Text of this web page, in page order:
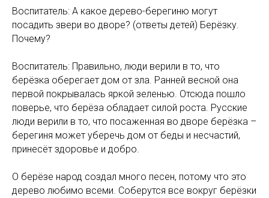
Воспитатель: А какое дерево-берегиню могут
посадить звери во дворе? (ответы детей) Берёзку.
Почему?
Воспитатель: Правильно, люди верили в то, что
берёзка оберегает дом от зла. Ранней весной она
первой покрывалась яркой зеленью. Отсюда пошло
поверье, что берёза обладает силой роста. Русские
люди верили в то, что посаженная во дворе берёзка –
берегиня может уберечь дом от беды и несчастий,
принесёт здоровье и добро.
О берёзе народ создал много песен, потому что это
дерево любимо всеми. Соберутся все вокруг берёзки